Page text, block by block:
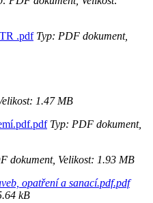
.pdfTyp: PDF dokument,
1.47 MB
Typ: PDF dokument,
dokument, Velikost: 1.93 MB
opatření a sanací.pdf.pdf
kB